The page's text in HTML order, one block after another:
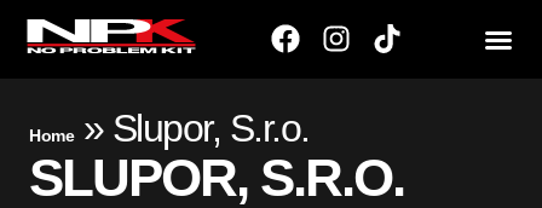
Home» Slupor, S.r.o.
SLUPOR, S.R.O.